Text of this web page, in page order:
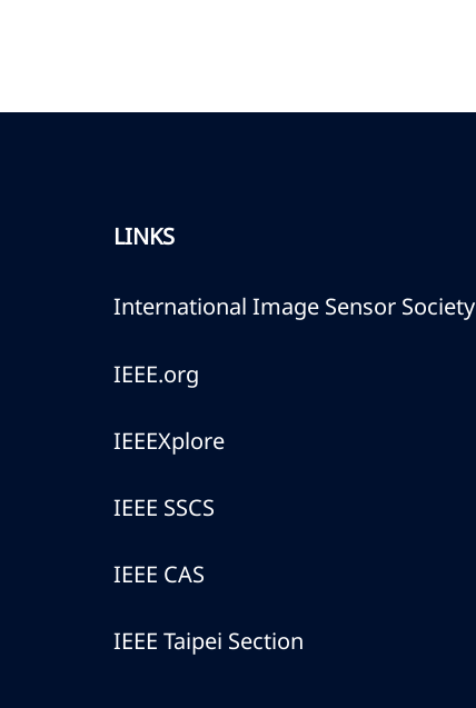
LINKS
International Image Sensor Society
IEEE.org
IEEEXplore
IEEE SSCS
IEEE CAS
IEEE Taipei Section